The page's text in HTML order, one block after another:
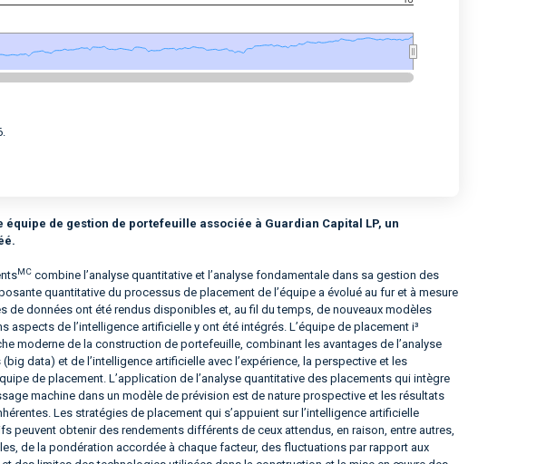
équipe de gestion de portefeuille associée à Guardian Capital LP, un
MC combine l’analyse quantitative et l’analyse fondamentale dans sa gestion des
quantitative du processus de placement de l’équipe a évolué au fur et à mesure
de données ont été rendus disponibles et, au fil du temps, de nouveaux modèles
aspects de l’intelligence artificielle y ont été intégrés. L’équipe de placement i³
moderne de la construction de portefeuille, combinant les avantages de l’analyse
data) et de l’intelligence artificielle avec l’expérience, la perspective et les
de placement. L’application de l’analyse quantitative des placements qui intègre
machine dans un modèle de prévision est de nature prospective et les résultats
Les stratégies de placement qui s’appuient sur l’intelligence artificielle
peuvent obtenir des rendements différents de ceux attendus, en raison, entre autres,
de la pondération accordée à chaque facteur, des fluctuations par rapport aux